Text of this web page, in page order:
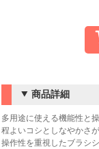
商品詳細
多用途に使える機能性と
程よいコシとしなやかさ
操作性を重視したブラシ